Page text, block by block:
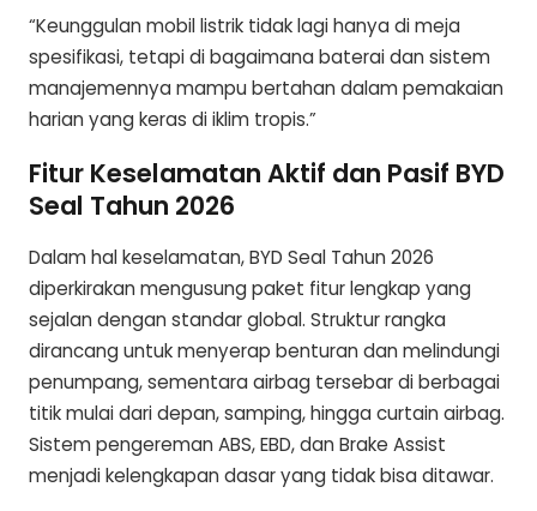
“Keunggulan mobil listrik tidak lagi hanya di meja
spesifikasi, tetapi di bagaimana baterai dan sistem
manajemennya mampu bertahan dalam pemakaian
harian yang keras di iklim tropis.”
Fitur Keselamatan Aktif dan Pasif BYD
Seal Tahun 2026
Dalam hal keselamatan, BYD Seal Tahun 2026
diperkirakan mengusung paket fitur lengkap yang
sejalan dengan standar global. Struktur rangka
dirancang untuk menyerap benturan dan melindungi
penumpang, sementara airbag tersebar di berbagai
titik mulai dari depan, samping, hingga curtain airbag.
Sistem pengereman ABS, EBD, dan Brake Assist
menjadi kelengkapan dasar yang tidak bisa ditawar.